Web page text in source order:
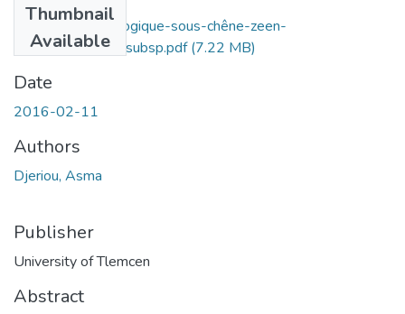
Thumbnail
Available
Diagnostic-pedologique-sous-chêne-zeen-
(Quercus)faginea-subsp.pdf(7.22 MB)
Date
2016-02-11
Authors
Djeriou, Asma
Publisher
University of Tlemcen
Abstract